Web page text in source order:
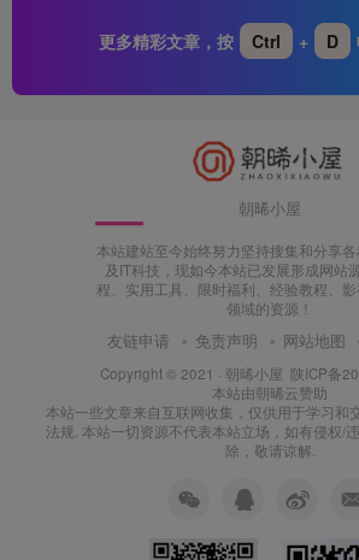
更多精彩文章，按 Ctrl + D
朝晞小屋
本站建站至今始终努力坚持搜集和分享
及IT科技，现如今本站已发展形成网站
程、实用工具、限时福利、经验教程、
领域的资源！
友链申请 免责声明 网站地图
Copyright © 2021 · 朝晞小屋 陕ICP备
本站由朝晞云赞助
本站一些文章来自互联网收集，仅供用于学习和
法规. 本站一切资源不代表本站立场，如有侵权/
除，敬请谅解.